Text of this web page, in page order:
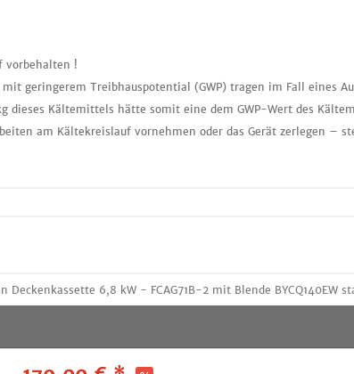
vorbehalten !
geringerem Treibhauspotential (GWP) tragen im Fall eines
dieses Kältemittels hätte somit eine dem GWP-Wert des
am Kältekreislauf vornehmen oder das Gerät zerlegen –
6,8 kW - FCAG71B-2 mit Blende BYCQ140EW